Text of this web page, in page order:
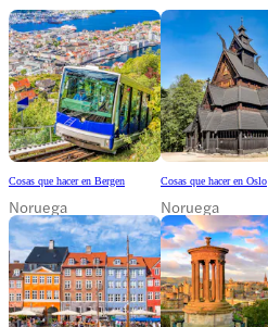
Cosas que hacer en Bergen
Noruega
Cosas que hacer en Oslo
Noruega